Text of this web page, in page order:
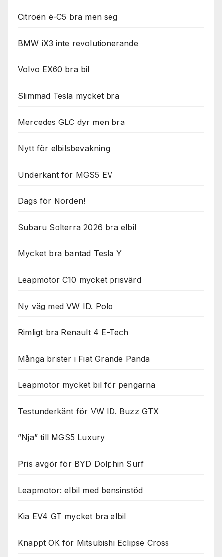
Citroën ë-C5 bra men seg
BMW iX3 inte revolutionerande
Volvo EX60 bra bil
Slimmad Tesla mycket bra
Mercedes GLC dyr men bra
Nytt för elbilsbevakning
Underkänt för MGS5 EV
Dags för Norden!
Subaru Solterra 2026 bra elbil
Mycket bra bantad Tesla Y
Leapmotor C10 mycket prisvärd
Ny väg med VW ID. Polo
Rimligt bra Renault 4 E-Tech
Många brister i Fiat Grande Panda
Leapmotor mycket bil för pengarna
Testunderkänt för VW ID. Buzz GTX
”Nja” till MGS5 Luxury
Pris avgör för BYD Dolphin Surf
Leapmotor: elbil med bensinstöd
Kia EV4 GT mycket bra elbil
Knappt OK för Mitsubishi Eclipse Cross